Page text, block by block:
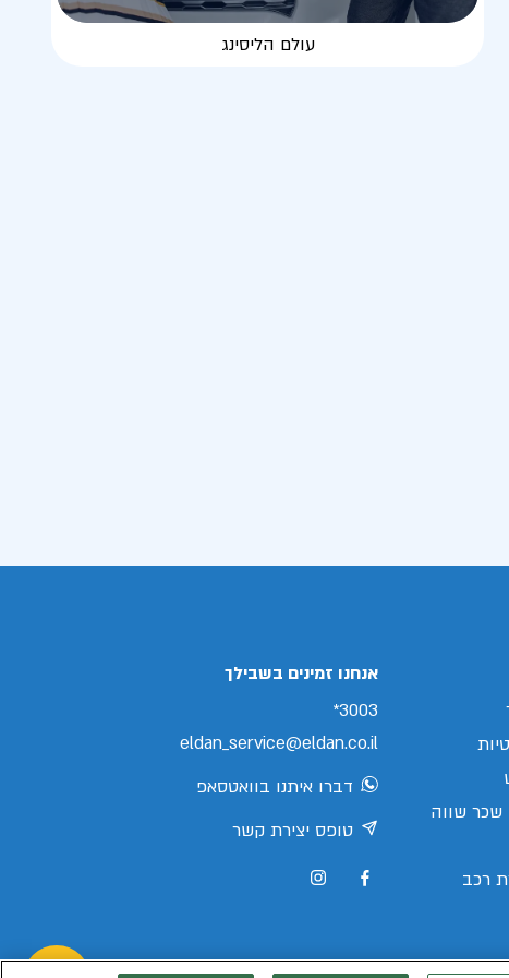
עולם הליסינג
שכר שווה
רכב
אנחנו זמינים בשבילך
3003*
eldan_service@eldan.co.il
דברו איתנו בוואטסאפ
טופס יצירת קשר